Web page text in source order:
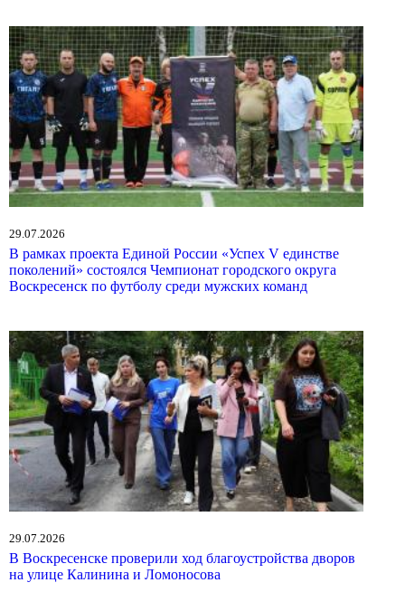
29.07.2026
В рамках проекта Единой России «Успех V единстве
поколений» состоялся Чемпионат городского округа
Воскресенск по футболу среди мужских команд
29.07.2026
В Воскресенске проверили ход благоустройства дворов
на улице Калинина и Ломоносова